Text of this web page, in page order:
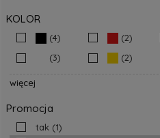
KOLOR
(4) (2)
(3)
(2)
więcej
Promocja
tak (1)